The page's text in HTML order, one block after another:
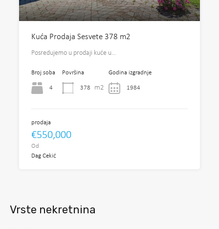
Kuća Prodaja Sesvete 378 m2
Posredujemo u prodaji kuće u…
Broj soba
4
Površina
378 m2
Godina izgradnje
1984
prodaja
€550,000
Od
Dag Cekić
Vrste nekretnina